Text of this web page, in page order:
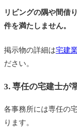
リビングの隅や間借
件を満たしません。
掲示物の詳細は宅建
ださい。
3. 専任の宅建士が
各事務所には専任の
ります。